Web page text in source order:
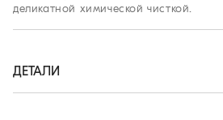
деликатной химической чисткой.
ДЕТАЛИ